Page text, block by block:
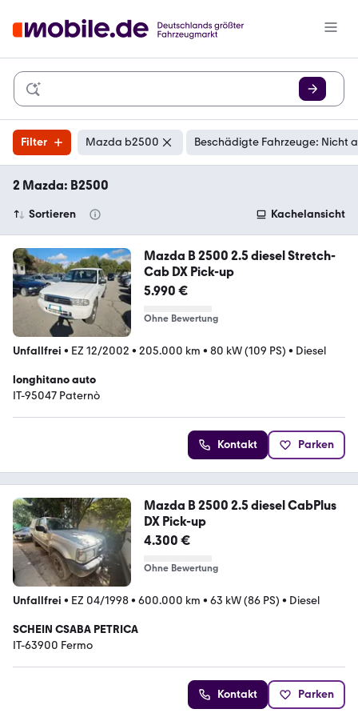
Filter Mazda b2500 Beschädigte Fahrzeuge: Nicht
2 Mazda: B2500
Sortieren Kachelansicht
Mazda B 2500 2.5 diesel Stretch-
Cab DX Pick-up
5.990 €
Ohne Bewertung
Unfallfrei • EZ 12/2002 • 205.000 km • 80 kW (109 PS) • Diesel
longhitano auto
IT-95047 Paternò
Kontakt Parken
Mazda B 2500 2.5 diesel CabPlus
DX Pick-up
4.300 €
Ohne Bewertung
Unfallfrei • EZ 04/1998• 600.000 km • 63 kW (86 PS) • Diesel
SCHEIN CSABA PETRICA
IT-63900 Fermo
Kontakt Parken